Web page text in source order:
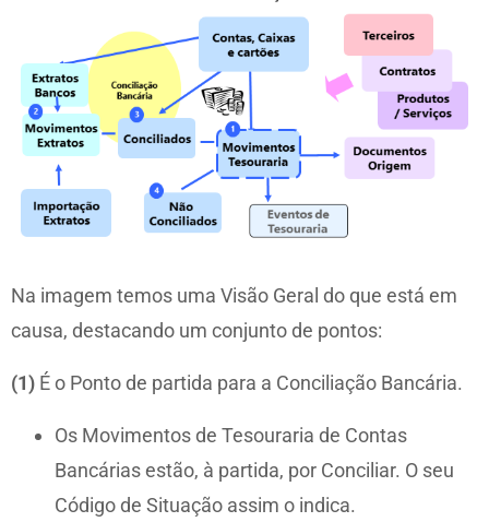
Na imagem temos uma Visão Geral do que está em
causa, destacando um conjunto de pontos:
(1) É o Ponto de partida para a Conciliação Bancária.
Os Movimentos de Tesouraria de Contas
Bancárias estão, à partida, por Conciliar. O seu
Código de Situação assim o indica.